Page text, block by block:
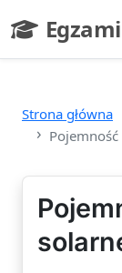
- strona
Strona główna